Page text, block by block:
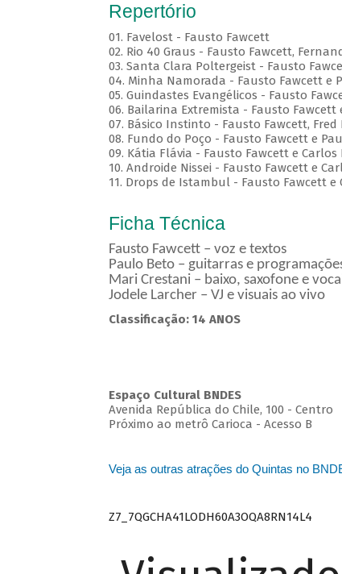
Repertório
01. Favelost - Fausto Fawcett
02. Rio 40 Graus - Fausto Fawcett,
03. Santa Clara Poltergeist - Fausto
04. Minha Namorada - Fausto Fawcett e
05. Guindastes Evangélicos - Fausto
06. Bailarina Extremista - Fausto Fawcett
07. Básico Instinto - Fausto Fawcett,
08. Fundo do Poço - Fausto Fawcett e
09. Kátia Flávia - Fausto Fawcett e Carlos
10. Androide Nissei - Fausto Fawcett e
11. Drops de Istambul - Fausto Fawcett e
Ficha Técnica
Fausto Fawcett – voz e textos
Paulo Beto – guitarras e
Mari Crestani – baixo, saxofone e
Jodele Larcher – VJ e visuais ao vivo
Classificação: 14 ANOS
Espaço Cultural BNDES
Avenida República do Chile, 100 - Centro
Próximo ao metrô Carioca - Acesso B
Veja as outras atrações do Quintas no
Z7_7QGCHA41LODH60A3OQA8RN14L4